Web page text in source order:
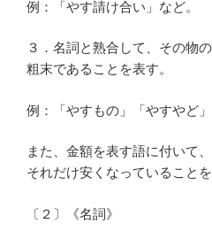
例：「やす請け合い」など。
３．名詞と熟合して、その物
粗末であることを表す。
例：「やすもの」「やすやど
また、金額を表す語に付いて
それだけ安くなっていることを
〔２〕《名詞》